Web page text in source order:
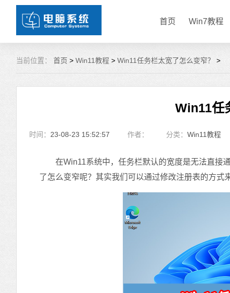
首页 Win7教程
当前位置： 首页 > Win11教程 > Win11任务栏太宽了怎么变窄？ >
Win11任
时间： 23-08-23 15:52:57 作者： 分类： Win11教程
在Win11系统中，任务栏默认的宽度是无法直接通
了怎么变窄呢？其实我们可以通过修改注册表的方式